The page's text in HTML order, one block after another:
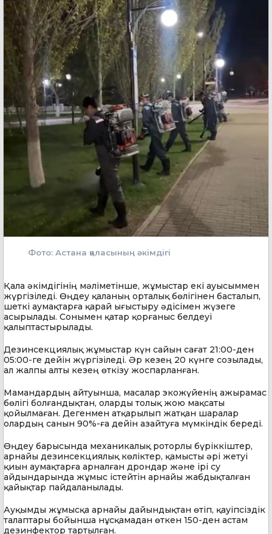
Фото: Астана қаласының әкімдігі
Қала әкімдігінің мәліметінше, жұмыстар екі ауысыммен
жүргізіледі. Өңдеу қаланың орталық бөлігінен басталып,
шеткі аумақтарға қарай ығыстыру әдісімен жүзеге
асырылады. Сонымен қатар қорғаныс белдеуі
қалыптастырылады.
Дезинсекциялық жұмыстар күн сайын сағат 21:00-ден
05:00-ге дейін жүргізіледі. Әр кезең 20 күнге созылады,
ал жалпы алты кезең өткізу жоспарланған.
Мамандардың айтуынша, масалар экожүйенің ажырамас
бөлігі болғандықтан, оларды толық жою мақсаты
қойылмаған. Дегенмен атқарылып жатқан шаралар
олардың санын 90%-ға дейін азайтуға мүмкіндік береді.
Өңдеу барысында механикалық роторлы бүріккіштер,
арнайы дезинсекциялық көліктер, қамысты әрі жетуі
қиын аумақтарға арналған дрондар және ірі су
айдындарында жұмыс істейтін арнайы жабдықталған
қайықтар пайдаланылады.
Ауқымды жұмысқа арнайы дайындықтан өтіп, қауіпсіздік
талаптары бойынша нұсқамадан өткен 150-ден астам
дезинфектор тартылған.